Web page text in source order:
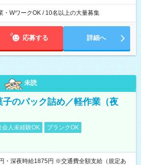
・WワークOK / 10名以上の大量募集
応募する 詳細へ
未読
のパック詰め／軽作業（夜
会人未経験OK
ブランクOK
・深夜時給1875円 ※交通費全額支給（規定あ